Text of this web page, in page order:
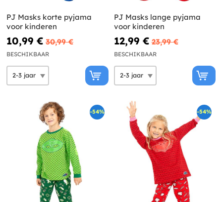
PJ Masks korte pyjama
voor kinderen
10,99 € 30,99 €
BESCHIKBAAR
PJ Masks lange pyjama
voor kinderen
12,99 € 23,99 €
BESCHIKBAAR
-54% -54%